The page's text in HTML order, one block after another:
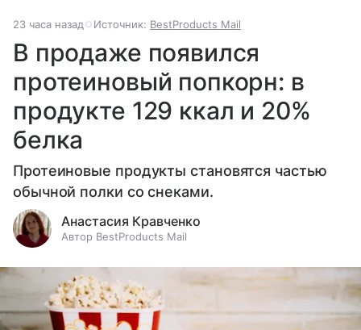
23 часа назад Источник: BestProducts Mail
В продаже появился
протеиновый попкорн: в
продукте 129 ккал и 20%
белка
Протеиновые продукты становятся частью
обычной полки со снеками.
Анастасия Кравченко
Автор BestProducts Mail